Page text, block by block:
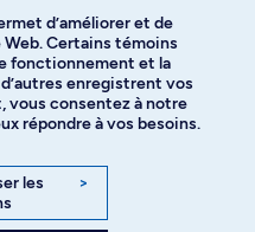
possibles
d’améliorer et de
Certains témoins
fonctionnement et la
enregistrent vos
vous consentez à notre
répondre à vos besoins.
les
>